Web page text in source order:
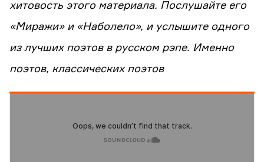
хитовость этого материала. Послушайте его
«Миражи» и «Наболело», и услышите одного
из лучших поэтов в русском рэпе. Именно
поэтов, классических поэтов